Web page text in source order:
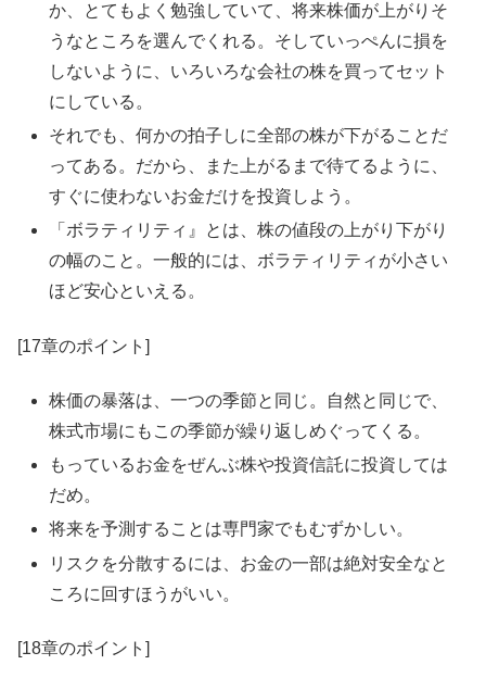
か、とてもよく勉強していて、将来株価が上がりそ
うなところを選んでくれる。そしていっぺんに損を
しないように、いろいろな会社の株を買ってセット
にしている。
それでも、何かの拍子しに全部の株が下がることだ
ってある。だから、また上がるまで待てるように、
すぐに使わないお金だけを投資しよう。
「ボラティリティ』とは、株の値段の上がり下がり
の幅のこと。一般的には、ボラティリティが小さい
ほど安心といえる。
[17章のポイント]
株価の暴落は、一つの季節と同じ。自然と同じで、
株式市場にもこの季節が繰り返しめぐってくる。
もっているお金をぜんぶ株や投資信託に投資しては
だめ。
将来を予測することは専門家でもむずかしい。
リスクを分散するには、お金の一部は絶対安全なと
ころに回すほうがいい。
[18章のポイント]